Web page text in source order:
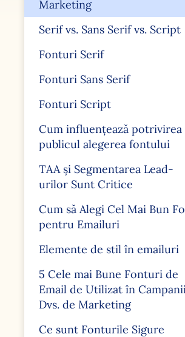
Marketing
Serif vs. Sans Serif vs. Script
Fonturi Serif
Fonturi Sans Serif
Fonturi Script
Cum influențează potrivirea
publicul alegerea fontului
TAA și Segmentarea Lead-
urilor Sunt Critice
Cum să Alegi Cel Mai Bun
pentru Emailuri
Elemente de stil în emailuri
5 Cele mai Bune Fonturi de
Email de Utilizat în
Dvs. de Marketing
Ce sunt Fonturile Sigure